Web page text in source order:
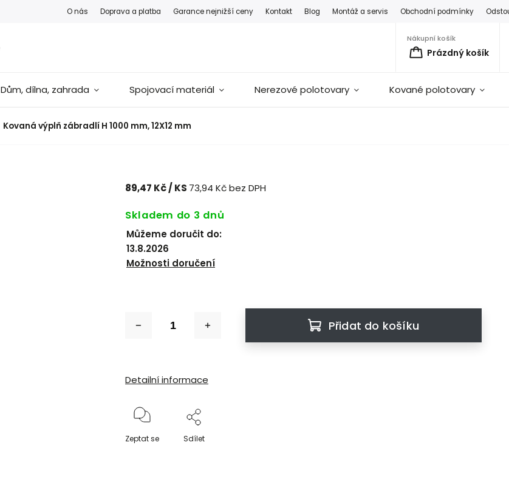
O nás Doprava a platba Garance nejnižší ceny Kontakt Blog Montáž a servis Obchodní podmínky
Nákupní košík
Prázdný košík
Dům, dílna, zahrada Spojovací materiál Nerezové polotovary Kované polotovary
Kovaná výplň zábradlí H 1000 mm, 12X12 mm
89,47 Kč/ KS 73,94 Kč bez DPH
Skladem do 3 dnů
Můžeme doručit do:
13.8.2026
Možnosti doručení
Přidat do košíku
Detailní informace
Zeptat se Sdílet